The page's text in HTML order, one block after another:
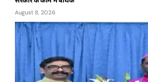
August 8, 2026